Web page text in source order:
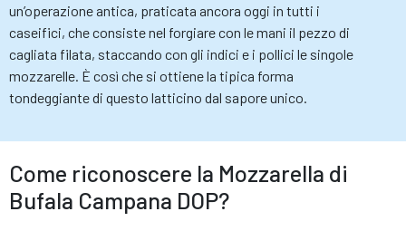
un’operazione antica, praticata ancora oggi in tutti i
caseifici, che consiste nel forgiare con le mani il pezzo di
cagliata filata, staccando con gli indici e i pollici le singole
mozzarelle. È così che si ottiene la tipica forma
tondeggiante di questo latticino dal sapore unico.
Come riconoscere la Mozzarella di
Bufala Campana DOP?